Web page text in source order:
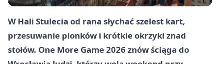
W Hali Stulecia od rana słychać szelest kart,
przesuwanie pionków i krótkie okrzyki znad
stołów. One More Game 2026 znów ściąga do